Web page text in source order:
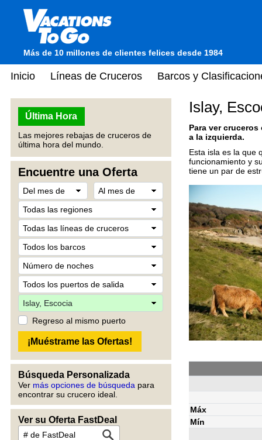
Más de 10 millones de clientes felices desde 1984
Inicio Líneas de Cruceros Barcos y
Última Hora
Las mejores rebajas de cruceros de
última hora del mundo.
Encuentre una Oferta
Regreso al mismo puerto
Búsqueda Personalizada
Ver más opciones de búsqueda para
encontrar su crucero ideal.
Ver su Oferta FastDeal
Islay,
Para ver
a la izquierda.
Esta isla es la que
funcionamiento y
tiene un par de
Máx
Mín